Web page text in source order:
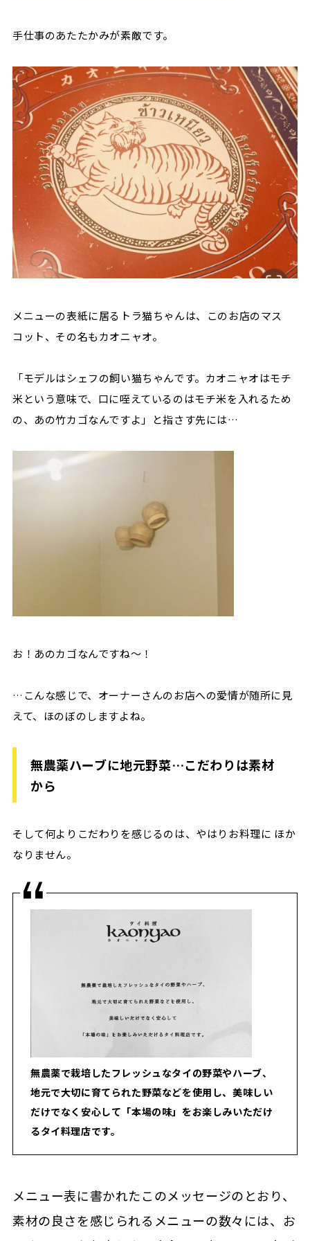
手仕事のあたたかみが素敵です。
メニューの表紙に居るトラ猫ちゃんは、このお店のマス
コット、その名もカオニャオ。
「モデルはシェフの飼い猫ちゃんです。カオニャオはモチ
米という意味で、口に咥えているのはモチ米を入れるため
の、あの竹カゴなんですよ」と指さす先には…
お！あのカゴなんですね～！
…こんな感じで、オーナーさんのお店への愛情が随所に見
えて、ほのぼのしますよね。
無農薬ハーブに地元野菜…こだわりは素材
から
そして何よりこだわりを感じるのは、やはりお料理に ほか
なりません。
無農薬で栽培したフレッシュなタイの野菜やハーブ、
地元で大切に育てられた野菜などを使用し、美味しい
だけでなく安心して「本場の味」をお楽しみいただけ
るタイ料理店です。
メニュー表に書かれたこのメッセージのとおり、
素材の良さを感じられるメニューの数々には、お